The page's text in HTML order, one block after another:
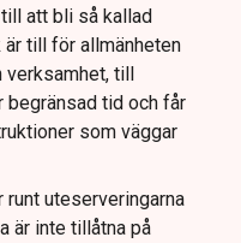
att bli så kallad
till för allmänheten
verksamhet, till
begränsad tid och får
som väggar
uteserveringarna
är inte tillåtna på